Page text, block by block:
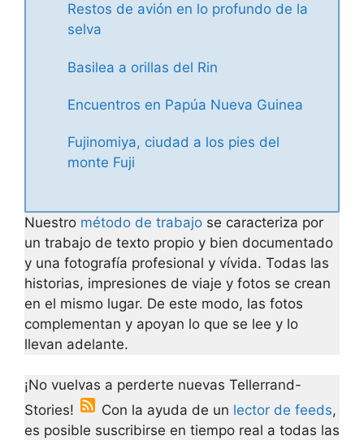
Restos de avión en lo profundo de la
selva
Basilea a orillas del Rin
Encuentros en Papúa Nueva Guinea
Fujinomiya, ciudad a los pies del
monte Fuji
Nuestro método de trabajo se caracteriza por
un trabajo de texto propio y bien documentado
y una fotografía profesional y vívida. Todas las
historias, impresiones de viaje y fotos se crean
en el mismo lugar. De este modo, las fotos
complementan y apoyan lo que se lee y lo
llevan adelante.
¡No vuelvas a perderte nuevas Tellerrand-
Stories!
Con la ayuda de un lector de feeds,
es posible suscribirse en tiempo real a todas las